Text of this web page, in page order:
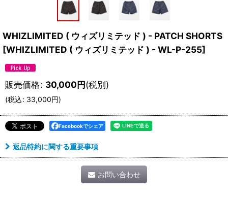
WHIZLIMITED ( ウィズリミテッド ) - PATCH SHORTS
[WHIZLIMITED ( ウィズリミテッド ) - WL-P-255]
販売価格: 30,000円(税別)
(税込: 33,000円)
Facebookでシェア
返品特約に関する重要事項
お問い合わせ